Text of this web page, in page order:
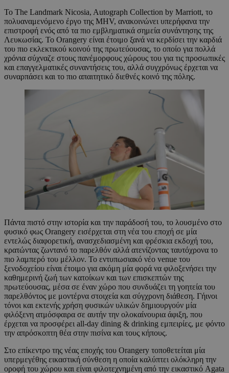
Το The Landmark Nicosia, Autograph Collection by Marriott, το
πολυαναμενόμενο έργο της MHV, ανακοινώνει υπερήφανα την
επιστροφή ενός από τα πιο εμβληματικά σημεία συνάντησης της
Λευκωσίας. Το Orangery είναι έτοιμο ξανά να κερδίσει την καρδιά
του πιο εκλεκτικού κοινού της πρωτεύουσας, το οποίο για πολλά
χρόνια σύχναζε στους πανέμορφους χώρους του για τις προσωπικές
και επαγγελματικές συναντήσεις του, αλλά συγχρόνως έρχεται να
συναρπάσει και το πιο απαιτητικό διεθνές κοινό της πόλης.
Πάντα πιστό στην ιστορία και την παράδοσή του, το λουσμένο στο
φυσικό φως Orangery εισέρχεται στη νέα του εποχή σε μία
εντελώς διαφορετική, ανασχεδιασμένη και φρέσκια εκδοχή του,
κρατώντας ζωντανό το παρελθόν αλλά ατενίζοντας ταυτόχρονα το
πιο λαμπερό του μέλλον. Το εντυπωσιακό νέο venue του
ξενοδοχείου είναι έτοιμο για ακόμη μία φορά να φιλοξενήσει την
καθημερινή ζωή των κατοίκων και των επισκεπτών της
πρωτεύουσας, μέσα σε έναν χώρο που συνδυάζει τη γοητεία του
παρελθόντος με μοντέρνα στοιχεία και σύγχρονη διάθεση. Γήινοι
τόνοι και εκτενής χρήση φυσικών υλικών δημιουργούν μία
φιλόξενη ατμόσφαιρα σε αυτήν την ολοκαίνουρια άφιξη, που
έρχεται να προσφέρει all-day dining & drinking εμπειρίες, με φόντο
την απρόσκοπτη θέα στην πισίνα και τους κήπους.
Στο επίκεντρο της νέας εποχής του Orangery τοποθετείται μία
υπερμεγέθης εικαστική σύνθεση η οποία καλύπτει ολόκληρη την
οροφή του χώρου και είναι φιλοτεχνημένη από την εικαστικό Agata